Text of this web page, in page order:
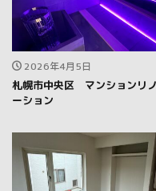
2026年4月5日
札幌市中央区 マンションリ
ーション